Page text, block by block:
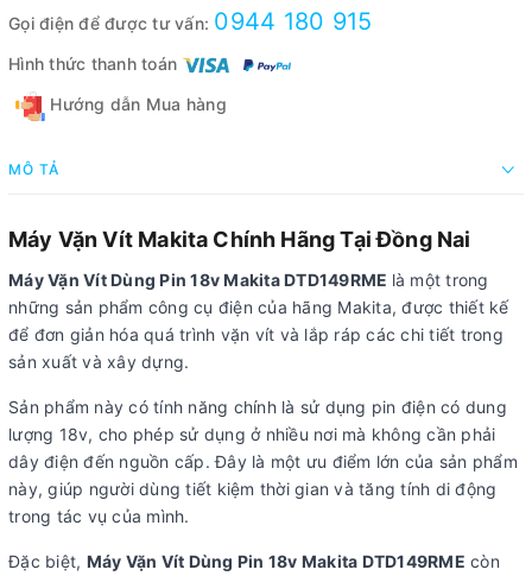
Gọi điện để được tư vấn: 0944 180 915
Hình thức thanh toán
Hướng dẫn Mua hàng
MÔ TẢ
Máy Vặn Vít Makita Chính Hãng Tại Đồng Nai
Máy Vặn Vít Dùng Pin 18v Makita DTD149RME là một trong
những sản phẩm công cụ điện của hãng Makita, được thiết kế
để đơn giản hóa quá trình vặn vít và lắp ráp các chi tiết trong
sản xuất và xây dựng.
Sản phẩm này có tính năng chính là sử dụng pin điện có dung
lượng 18v, cho phép sử dụng ở nhiều nơi mà không cần phải
dây điện đến nguồn cấp. Đây là một ưu điểm lớn của sản phẩm
này, giúp người dùng tiết kiệm thời gian và tăng tính di động
trong tác vụ của mình.
Đặc biệt, Máy Vặn Vít Dùng Pin 18v Makita DTD149RME còn